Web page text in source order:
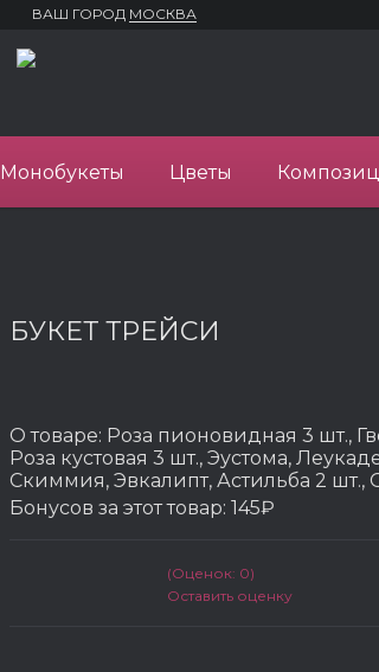
ВАШ ГОРОД МОСКВА
Монобукеты Цветы
БУКЕТ ТРЕЙСИ
О товаре: Роза пионовидная 3 шт.,
Роза кустовая 3 шт., Эустома,
Скиммия, Эвкалипт, Астильба 2
Бонусов за этот товар: 145₽
(Оценок: 0)
Оставить оценку